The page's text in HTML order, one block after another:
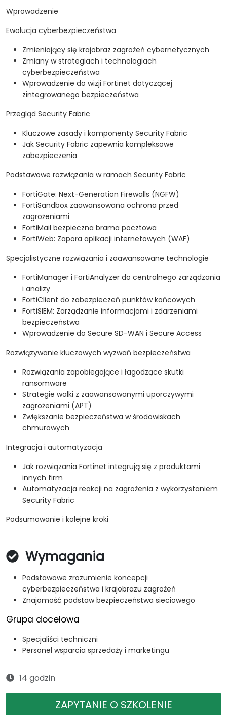
Wprowadzenie
Ewolucja cyberbezpieczeństwa
Zmieniający się krajobraz zagrożeń cybernetycznych
Zmiany w strategiach i technologiach
cyberbezpieczeństwa
Wprowadzenie do wizji Fortinet dotyczącej
zintegrowanego bezpieczeństwa
Przegląd Security Fabric
Kluczowe zasady i komponenty Security Fabric
Jak Security Fabric zapewnia kompleksowe
zabezpieczenia
Podstawowe rozwiązania w ramach Security Fabric
FortiGate: Next-Generation Firewalls (NGFW)
FortiSandbox zaawansowana ochrona przed
zagrożeniami
FortiMail bezpieczna brama pocztowa
FortiWeb: Zapora aplikacji internetowych (WAF)
Specjalistyczne rozwiązania i zaawansowane technologie
FortiManager i FortiAnalyzer do centralnego zarządzania
i analizy
FortiClient do zabezpieczeń punktów końcowych
FortiSIEM: Zarządzanie informacjami i zdarzeniami
bezpieczeństwa
Wprowadzenie do Secure SD-WAN i Secure Access
Rozwiązywanie kluczowych wyzwań bezpieczeństwa
Rozwiązania zapobiegające i łagodzące skutki
ransomware
Strategie walki z zaawansowanymi uporczywymi
zagrożeniami (APT)
Zwiększanie bezpieczeństwa w środowiskach
chmurowych
Integracja i automatyzacja
Jak rozwiązania Fortinet integrują się z produktami
innych firm
Automatyzacja reakcji na zagrożenia z wykorzystaniem
Security Fabric
Podsumowanie i kolejne kroki
Wymagania
Podstawowe zrozumienie koncepcji
cyberbezpieczeństwa i krajobrazu zagrożeń
Znajomość podstaw bezpieczeństwa sieciowego
Grupa docelowa
Specjaliści techniczni
Personel wsparcia sprzedaży i marketingu
14 godzin
ZAPYTANIE O SZKOLENIE